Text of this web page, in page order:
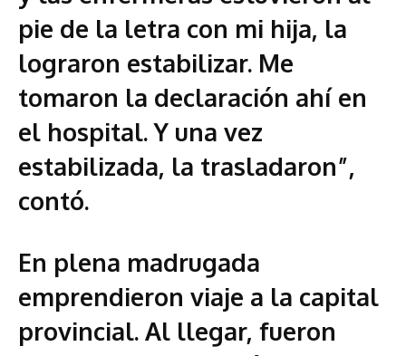
pie de la letra con mi hija, la
lograron estabilizar. Me
tomaron la declaración ahí en
el hospital. Y una vez
estabilizada, la trasladaron”,
contó.
En plena madrugada
emprendieron viaje a la capital
provincial. Al llegar, fueron